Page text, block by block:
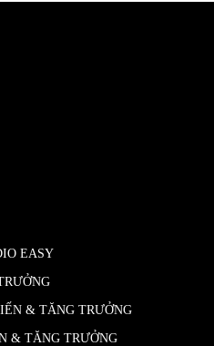
EASY
& TĂNG TRƯỞNG
& TĂNG TRƯỞNG